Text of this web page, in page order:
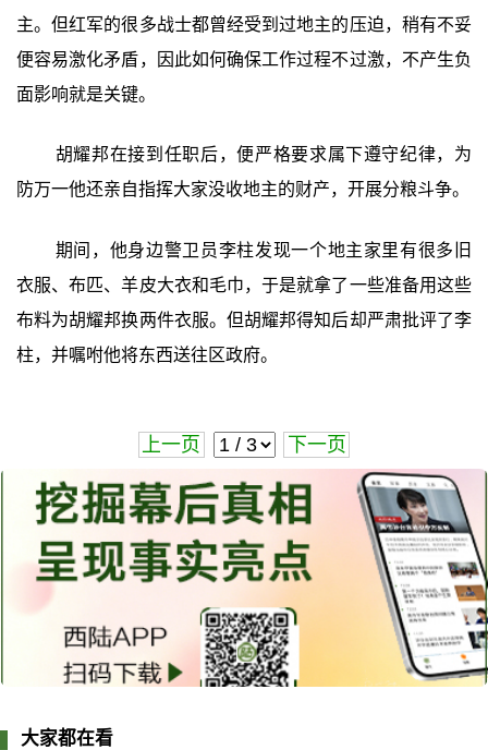
主。但红军的很多战士都曾经受到过地主的压迫，稍有不妥
便容易激化矛盾，因此如何确保工作过程不过激，不产生负
面影响就是关键。
胡耀邦在接到任职后，便严格要求属下遵守纪律，为
防万一他还亲自指挥大家没收地主的财产，开展分粮斗争。
期间，他身边警卫员李柱发现一个地主家里有很多旧
衣服、布匹、羊皮大衣和毛巾，于是就拿了一些准备用这些
布料为胡耀邦换两件衣服。但胡耀邦得知后却严肃批评了李
柱，并嘱咐他将东西送往区政府。
上一页 下一页
大家都在看